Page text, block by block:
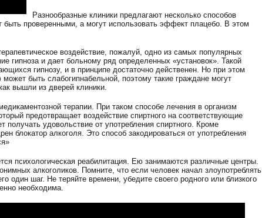
Разнообразные клиники предлагают несколько способов
быть проверенными, а могут использовать эффект плацебо. В этом
воздействие, пожалуй, одно из самых популярных
гипноза и дает больному ряд определенных «установок». Такой
гипнозу, и в принципе достаточно действенен. Но при этом
быть слабогипнабельной, поэтому такие граждане могут
вышли из дверей клиники.
терапии. При таком способе лечения в организм
предотвращает воздействие спиртного на соответствующие
получать удовольствие от употребления спиртного. Кроме
блокатор алкоголя. Это способ закодироваться от употребления
психологическая реабилитация. Ею занимаются различные центры.
алкоголиков. Помните, что если человек начал злоупотреблять
один шаг. Не теряйте времени, убедите своего родного или близкого
необходима.